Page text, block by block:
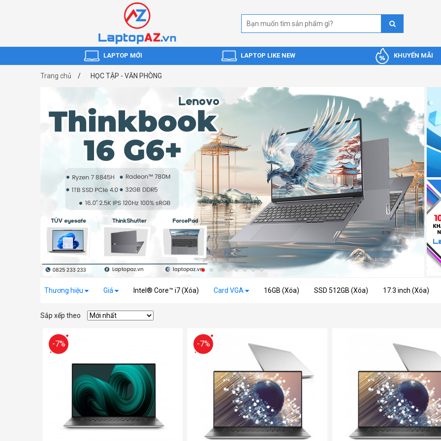
LAPTOP MỚI LAPTOP LIKE NEW KHUYẾN MÃI
Trang chủ HỌC TẬP - VĂN PHÒNG
Thương hiệu Giá Intel® Core™ i7 (Xóa) Card VGA 16GB (Xóa) SSD 512GB (Xóa) 17.3 inch (Xóa)
Sắp xếp theo
-7% -7%